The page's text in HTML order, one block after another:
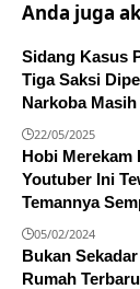
Anda juga
Sidang Kasus
Tiga Saksi
Narkoba
22/05/2025
Hobi Merekam
Youtuber Ini
Temannya
05/02/2024
Bukan
Rumah